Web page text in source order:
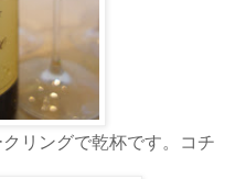
リングで乾杯です。コチ